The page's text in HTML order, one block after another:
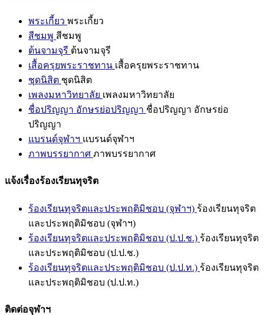
พระเกี้ยว พระเกี้ยว
สีชมพู สีชมพู
ต้นจามจุรี ต้นจามจุรี
เสื้อครุยพระราชทาน เสื้อครุยพระราชทาน
ชุดนิสิต ชุดนิสิต
เพลงมหาวิทยาลัย เพลงมหาวิทยาลัย
ชื่อปริญญา อักษรย่อปริญญา ชื่อปริญญา อักษรย่อ
ปริญญา
แบรนด์จุฬาฯ แบรนด์จุฬาฯ
ภาพบรรยากาศ ภาพบรรยากาศ
แจ้งเรื่องร้องเรียนทุจริต
ร้องเรียนทุจริตและประพฤติมิชอบ (จุฬาฯ) ร้องเรียนทุจริต
และประพฤติมิชอบ (จุฬาฯ)
ร้องเรียนทุจริตและประพฤติมิชอบ (ป.ป.ช.) ร้องเรียนทุจริต
และประพฤติมิชอบ (ป.ป.ช.)
ร้องเรียนทุจริตและประพฤติมิชอบ (ป.ป.ท.) ร้องเรียนทุจริต
และประพฤติมิชอบ (ป.ป.ท.)
ติดต่อจุฬาฯ